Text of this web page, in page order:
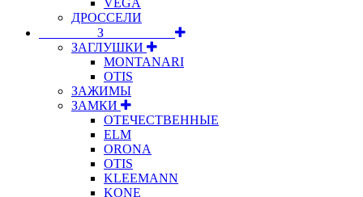
ДРОССЕЛИ
⠀⠀⠀⠀⠀⠀З⠀⠀⠀⠀⠀⠀⠀
ЗАГЛУШКИ
MONTANARI
OTIS
ЗАЖИМЫ
ЗАМКИ
ОТЕЧЕСТВЕННЫЕ
ELM
ORONA
OTIS
KLEEMANN
KONE